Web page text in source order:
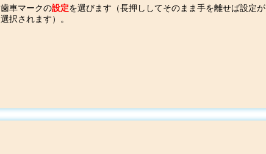
歯車マークの設定を選びます（長押ししてそのまま手を離せば設定が
選択されます）。